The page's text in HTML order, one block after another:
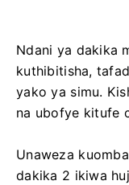
Ndani ya dakika
kuthibitisha,
yako ya simu.
na ubofye kitufe
Unaweza
dakika 2 ikiwa